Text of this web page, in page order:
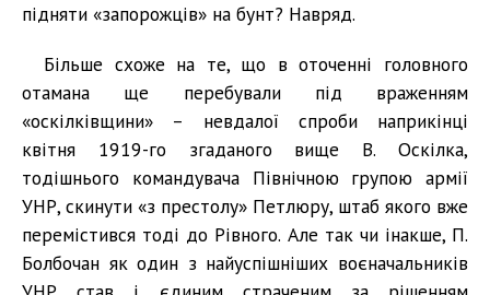
підняти «запорожців» на бунт? Навряд.
Більше схоже на те, що в оточенні головного
отамана ще перебували під враженням
«оскілківщини» – невдалої спроби наприкінці
квітня 1919-го згаданого вище В. Оскілка,
тодішнього командувача Північною групою армії
УНР, скинути «з престолу» Петлюру, штаб якого вже
перемістився тоді до Рівного. Але так чи інакше, П.
Болбочан як один з найуспішніших воєначальників